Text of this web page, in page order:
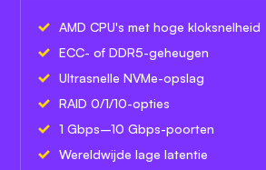
AMD CPU's met hoge kloksnelheid
ECC- of DDR5-geheugen
Ultrasnelle NVMe-opslag
RAID 0/1/10-opties
1 Gbps–10 Gbps-poorten
Wereldwijde lage latentie